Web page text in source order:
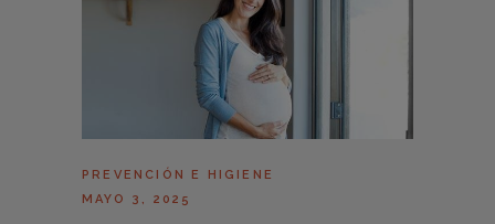
CONTACTO
PREVENCIÓN E HIGIENE
MAYO 3, 2025